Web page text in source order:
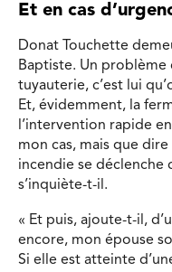
Et en cas
Donat Touchette
Baptiste. Un problème
tuyauterie, c’est lui
Et, évidemment, la
l’intervention rapide
mon cas, mais que
incendie se déclenche
s’inquiète-t-il.
« Et puis, ajoute-t-il,
encore, mon épouse
Si elle est atteinte